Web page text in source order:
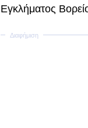
Εγκλήματος